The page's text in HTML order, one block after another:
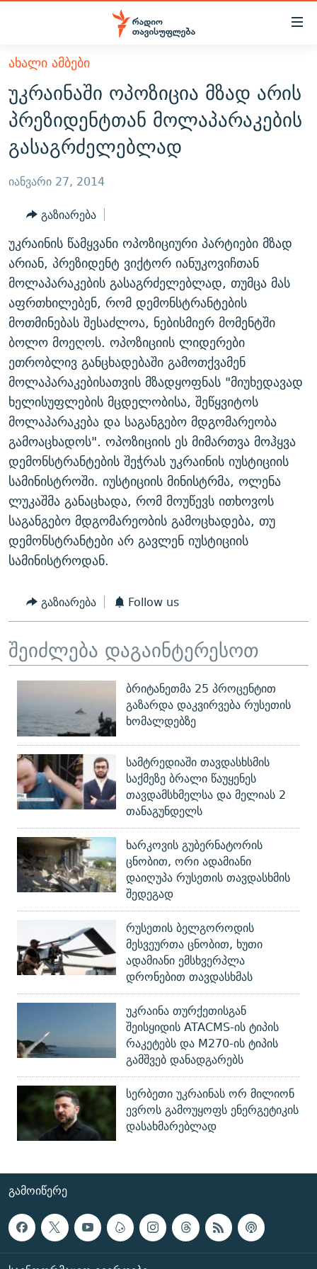
Accessibility
მთავარ
შინაარსზე
დაბრუნება
მთავარ
ნავიგაციაზე
დაბრუნება
ძიებაზე
ᲐᲮᲐᲚᲘ ᲐᲛᲑᲔᲑᲘ
ᲗᲔᲛᲔᲑᲘ
ᲞᲝᲚᲘᲢᲘᲙᲐ
ᲔᲙᲝᲜᲝᲛᲘᲙᲐ
ᲡᲐᲖᲝᲒᲐᲓᲝᲔᲑᲐ
ᲕᲘᲓᲔᲝ
ᲑᲚᲝᲒᲔᲑᲘ
ᲞᲝᲓᲙᲐᲡᲢᲔᲑᲘ
60 ᲓᲔᲪᲘᲑᲔᲚᲘ
ᲒᲐᲜᲙᲘᲗᲮᲕᲘᲡ ᲓᲦᲔ
ᲓᲘᲚᲘᲡ ᲡᲐᲣᲑᲠᲔᲑᲘ
ᲛᲝᲚᲐᲞᲐᲠᲐᲙᲔ ᲢᲔᲥᲡᲢᲔᲑᲘ
ᲨᲘᲜ - ᲣᲪᲮᲝᲔᲗᲨᲘ
ᲚᲘᲢᲔᲠᲐᲢᲣᲠᲣᲚᲘ ᲬᲐᲮᲜᲐᲒᲔᲑᲘ
ᲐᲛᲔᲠᲘᲙᲣᲚᲘ ᲛᲝᲗᲮᲠᲝᲑᲐ
ᲘᲛᲞᲔᲠᲘᲐ ᲓᲐ ᲠᲐᲓᲘᲝ
ᲤᲔᲜᲝᲕᲐᲜᲘ - 2.10
ᲗᲥᲕᲔᲜᲘ ᲞᲣᲑᲚᲘᲙᲐᲪᲘᲔᲑᲘ
ᲞᲠᲝᲔᲥᲢᲔᲑᲘ
ᲣᲙᲠᲐᲘᲜᲐᲨᲘ ᲓᲐᲦᲣᲞᲣᲚᲘ ᲥᲐᲠᲗᲕᲔᲚᲘ ᲛᲔᲑᲠᲫᲝᲚᲔᲑᲘ - 2022
ᲓᲐᲛᲝᲣᲙᲘᲓᲔᲑᲚᲝᲑᲘᲡ 100 ᲬᲔᲚᲘ
ᲩᲔᲛᲘ ᲡᲘᲙᲕᲓᲘᲚᲘᲡ ᲛᲘᲖᲔᲖᲘᲐ COVID-19
11 ᲬᲔᲚᲘ - 11 ᲐᲛᲑᲐᲕᲘ
ᲡᲐᲞᲐᲠᲚᲐᲛᲔᲜᲢᲝ ᲐᲠᲩᲔᲕᲜᲔᲑᲘᲡ ᲘᲡᲢᲝᲠᲘᲐ
ᲑᲐᲕᲨᲕᲔᲑᲘ ᲞᲠᲝᲡᲢᲘᲢᲣᲪᲘᲐᲨᲘ - ᲐᲛᲝᲣᲗᲥᲛᲔᲚᲘ ᲐᲛᲑᲐᲕᲘ
5 ᲐᲛᲑᲐᲕᲘ - 20 ᲘᲕᲜᲘᲡᲡ ᲓᲐᲨᲐᲕᲔᲑᲣᲚᲔᲑᲘ
ᲐᲒᲕᲘᲡᲢᲝᲡ ᲝᲛᲘ
ПРИВЕТ ᲙᲣᲚᲢᲣᲠᲐ
ЭХО КАВКАЗА
ᲒᲐᲛᲝᲘᲬᲔᲠᲔ
რთე/რთ-ის ყველა საიტი
ᲐᲮᲐᲚᲘ ᲐᲛᲑᲔᲑᲘ
უკრაინაში ოპოზიცია მზად არის
პრეზიდენტთან მოლაპარაკების
გასაგრძელებლად
იანვარი 27, 2014
გაზიარება
უკრაინის წამყვანი ოპოზიციური პარტიები მზად
არიან, პრეზიდენტ ვიქტორ იანუკოვიჩთან
მოლაპარაკების გასაგრძელებლად, თუმცა მას
აფრთხილებენ, რომ დემონსტრანტების
მოთმინებას შესაძლოა, ნებისმიერ მომენტში
ბოლო მოეღოს. ოპოზიციის ლიდერები
ეთრობლივ განცხადებაში გამოთქვამენ
მოლაპარაკებისათვის მზადყოფნას "მიუხედავად
ხელისუფლების მცდელობისა, შეწყვიტოს
მოლაპარაკება და საგანგებო მდგომარეობა
გამოაცხადოს". ოპოზიციის ეს მიმართვა მოჰყვა
დემონსტრანტების შეჭრას უკრაინის იუსტიციის
სამინისტროში. იუსტიციის მინისტრმა, ოლენა
ლუკაშმა განაცხადა, რომ მოუწევს ითხოვოს
საგანგებო მდგომარეობის გამოცხადება, თუ
დემონსტრანტები არ გავლენ იუსტიციის
სამინისტროდან.
გაზიარება Follow us
შეიძლება დაგაინტერესოთ
ბრიტანეთმა 25 პროცენტით
გაზარდა დაკვირვება რუსეთის
ხომალდებზე
სამტრედიაში თავდასხსმის
საქმეზე ბრალი წაუყენეს
თავდამსხმელსა და მელიას 2
თანაგუნდელს
ხარკოვის გუბერნატორის
ცნობით, ორი ადამიანი
დაიღუპა რუსეთის თავდასხმის
შედეგად
რუსეთის ბელგოროდის
მესვეურთა ცნობით, ხუთი
ადამიანი ემსხვერპლა
დრონებით თავდასხმას
უკრაინა თურქეთისგან
შეისყიდის ATACMS-ის ტიპის
რაკეტებს და M270-ის ტიპის
გამშვებ დანადგარებს
სერბეთი უკრაინას ორ მილიონ
ევროს გამოუყოფს ენერგეტიკის
დასახმარებლად
ᲒᲐᲛᲝᲘᲬᲔᲠᲔ